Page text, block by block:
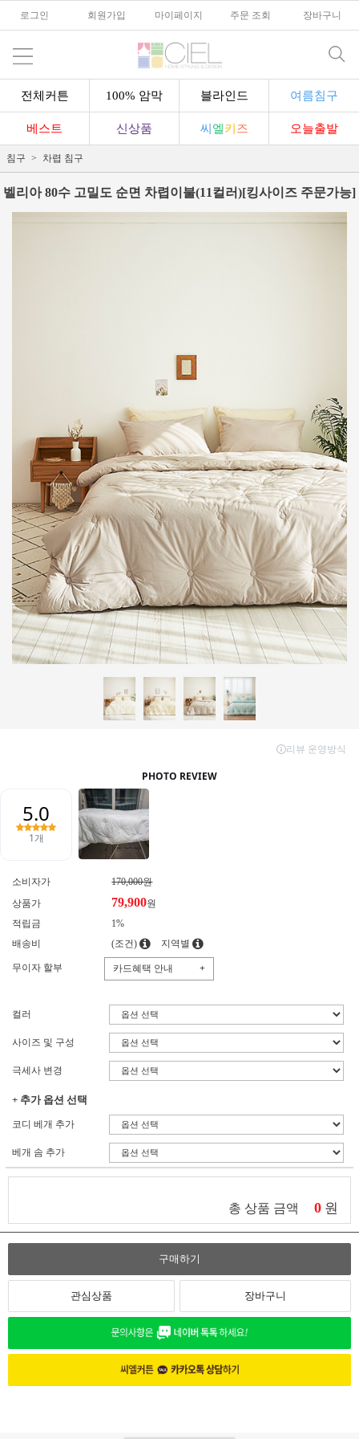
로그인 회원가입 마이페이지 주문 조회 장바구니
전체커튼 100% 암막 블라인드 여름침구
베스트 신상품 씨 엘키 즈 오늘출발
침구 차렵 침구
벨리아 80수 고밀도 순면 차렵이불(11컬러)[킹사이즈 주문가능]
소비자가
170,000원
상품가
79,900원
적립금
1%
배송비
(조건) 지역별
무이자 할부 카드혜택 안내 +
컬러
사이즈 및 구성
극세사 변경
+ 추가 옵션 선택
코디 베개 추가
베개 솜 추가
총 상품 금액 0 원
구매하기
관심상품 장바구니